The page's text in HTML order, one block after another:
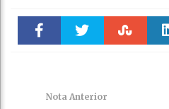
Nota Anterior